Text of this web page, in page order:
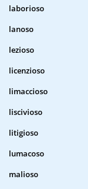
laborioso
lanoso
lezioso
licenzioso
limaccioso
liscivioso
litigioso
lumacoso
malioso